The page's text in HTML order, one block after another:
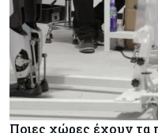
Ποιες χώρες έχουν τα